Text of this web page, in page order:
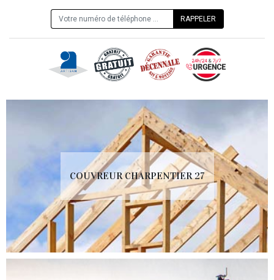
COUVREUR CHARPENTIER 27